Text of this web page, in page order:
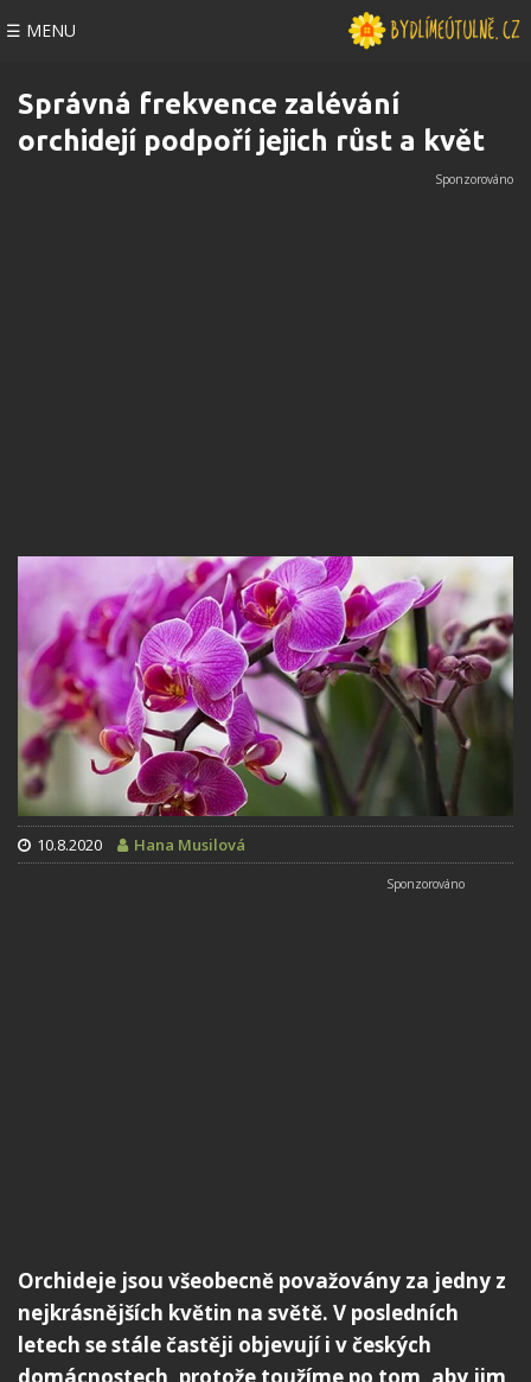
☰ MENU
Správná frekvence zalévání
orchidejí podpoří jejich růst a květ
10.8.2020 Hana Musilová
Orchideje jsou všeobecně považovány za jedny z
nejkrásnějších květin na světě. V posledních
letech se stále častěji objevují i v českých